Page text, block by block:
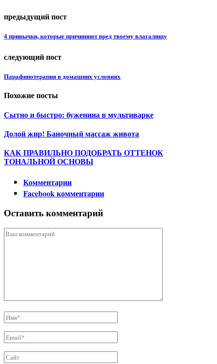
предыдущий пост
4 привычки, которые причиняют вред твоему влагалищу
следующий пост
Парафинотерапия в домашних условиях
Похожие посты
Сытно и быстро: буженина в мультиварке
Долой жир! Баночный массаж живота
КАК ПРАВИЛЬНО ПОДОБРАТЬ ОТТЕНОК
ТОНАЛЬНОЙ ОСНОВЫ
Комментарии
Facebook комментарии
Оставить комментарий